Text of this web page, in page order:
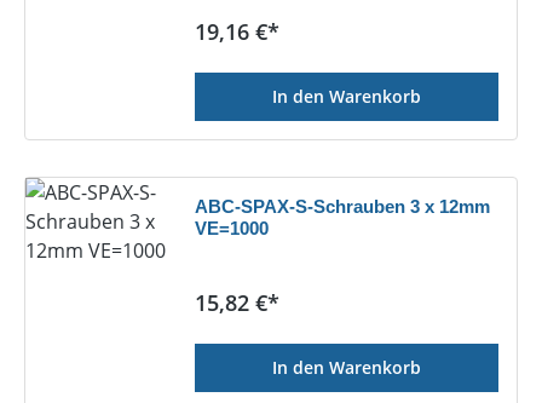
Regulärer Preis:
19,16 €*
In den Warenkorb
ABC-SPAX-S-Schrauben 3 x 12mm
VE=1000
Regulärer Preis:
15,82 €*
In den Warenkorb